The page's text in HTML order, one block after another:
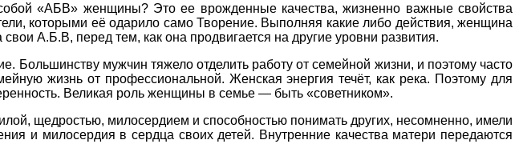
«АБВ» женщины? Это ее врожденные качества, жизненно важные свойства
которыми её одарило само Творение. Выполняя какие либо действия, женщина
А.Б.В, перед тем, как она продвигается на другие уровни развития.
Большинству мужчин тяжело отделить работу от семейной жизни, и поэтому часто
жизнь от профессиональной. Женская энергия течёт, как река. Поэтому для
Великая роль женщины в семье — быть «советником».
щедростью, милосердием и способностью понимать других, несомненно, имели
и милосердия в сердца своих детей. Внутренние качества матери передаются